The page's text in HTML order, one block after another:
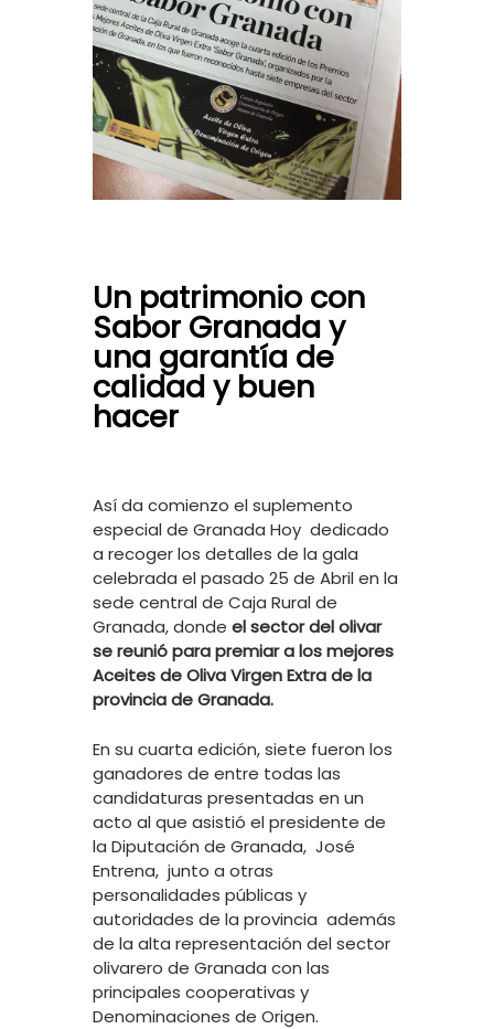
Un patrimonio con
Sabor Granada y
una garantía de
calidad y buen
hacer
Así da comienzo el suplemento
especial de Granada Hoy dedicado
a recoger los detalles de la gala
celebrada el pasado 25 de Abril en la
sede central de Caja Rural de
Granada, donde el sector del olivar
se reunió para premiar a los mejores
Aceites de Oliva Virgen Extra de la
provincia de Granada.
En su cuarta edición, siete fueron los
ganadores de entre todas las
candidaturas presentadas en un
acto al que asistió el presidente de
la Diputación de Granada, José
Entrena, junto a otras
personalidades públicas y
autoridades de la provincia además
de la alta representación del sector
olivarero de Granada con las
principales cooperativas y
Denominaciones de Origen.